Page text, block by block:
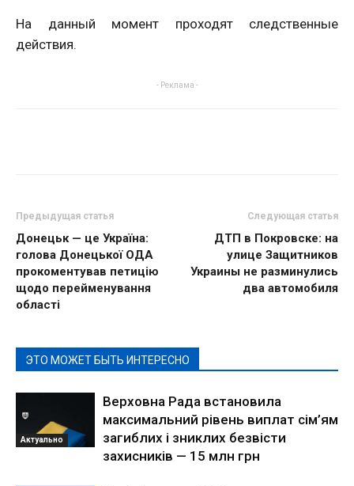
На данный момент проходят следственные
действия.
- Реклама -
Предыдущая статья
Донецьк — це Україна:
голова Донецької ОДА
прокоментував петицію
щодо перейменування
області
Следующая статья
ДТП в Покровске: на
улице Защитников
Украины не разминулись
два автомобиля
ЭТО МОЖЕТ БЫТЬ ИНТЕРЕСНО
Актуально
Верховна Рада встановила
максимальний рівень виплат сім’ям
загиблих і зниклих безвісти
захисників — 15 млн грн